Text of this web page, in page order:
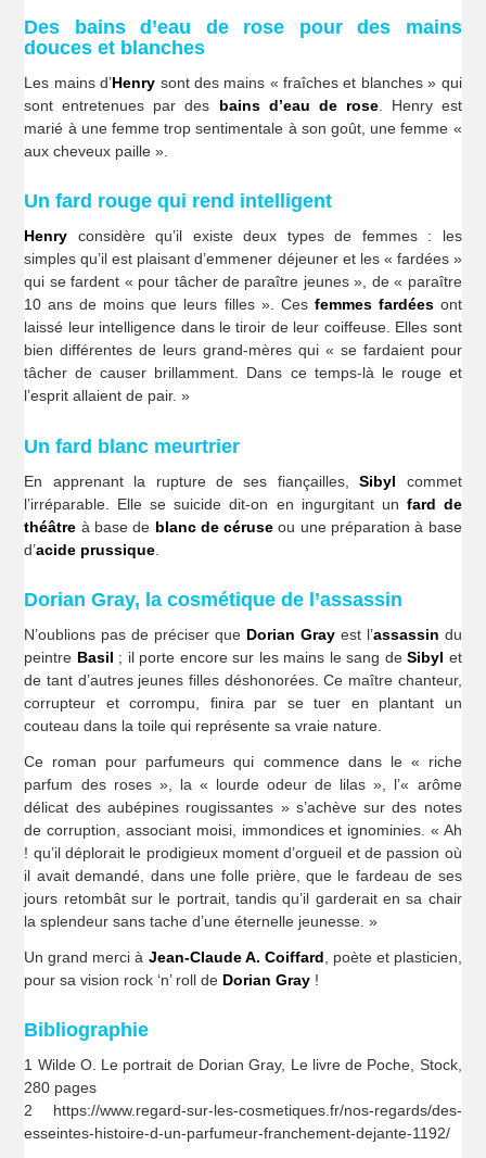
Des bains d’eau de rose pour des mains
douces et blanches
Les mains d’Henry sont des mains « fraîches et blanches » qui
sont entretenues par des bains d’eau de rose. Henry est
marié à une femme trop sentimentale à son goût, une femme «
aux cheveux paille ».
Un fard rouge qui rend intelligent
Henry considère qu’il existe deux types de femmes : les
simples qu’il est plaisant d’emmener déjeuner et les « fardées »
qui se fardent « pour tâcher de paraître jeunes », de « paraître
10 ans de moins que leurs filles ». Ces femmes fardéesont
laissé leur intelligence dans le tiroir de leur coiffeuse. Elles sont
bien différentes de leurs grand-mères qui « se fardaient pour
tâcher de causer brillamment. Dans ce temps-là le rouge et
l’esprit allaient de pair. »
Un fard blanc meurtrier
En apprenant la rupture de ses fiançailles,Sibyl commet
l’irréparable. Elle se suicide dit-on en ingurgitant un fard de
théâtre à base de blanc de céruse ou une préparation à base
d’acide prussique
Dorian Gray, la cosmétique de l’assassin
N’oublions pas de préciser que Dorian Grayest l’assassin du
peintre Basil ; il porte encore sur les mains le sang deSibyl et
de tant d’autres jeunes filles déshonorées. Ce maître chanteur,
corrupteur et corrompu, finira par se tuer en plantant un
couteau dans la toile qui représente sa vraie nature.
Ce roman pour parfumeurs qui commence dans le « riche
parfum des roses », la « lourde odeur de lilas », l’« arôme
délicat des aubépines rougissantes » s’achève sur des notes
de corruption, associant moisi, immondices et ignominies. « Ah
! qu’il déplorait le prodigieux moment d’orgueil et de passion où
il avait demandé, dans une folle prière, que le fardeau de ses
jours retombât sur le portrait, tandis qu’il garderait en sa chair
la splendeur sans tache d’une éternelle jeunesse. »
Un grand merci à Jean-Claude A. Coiffard , poète et plasticien,
pour sa vision rock ‘n’ roll de Dorian Gray !
Bibliographie
1 Wilde O. Le portrait de Dorian Gray, Le livre de Poche, Stock,
280 pages
2 https://www.regard-sur-les-cosmetiques.fr/nos-regards/des-
esseintes-histoire-d-un-parfumeur-franchement-dejante-1192/